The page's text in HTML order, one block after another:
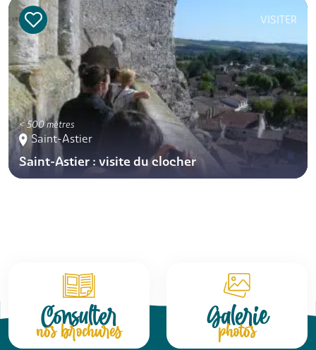
VISITER
< 500 mètres
Saint-Astier
Saint-Astier : visite du clocher
Consulter
nos brochures Galerie
photos